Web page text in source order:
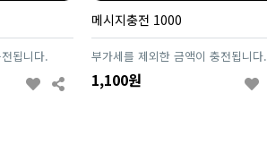
됩니다.
메시지충전 1000
부가세를 제외한 금액이 충전됩니다.
1,100원